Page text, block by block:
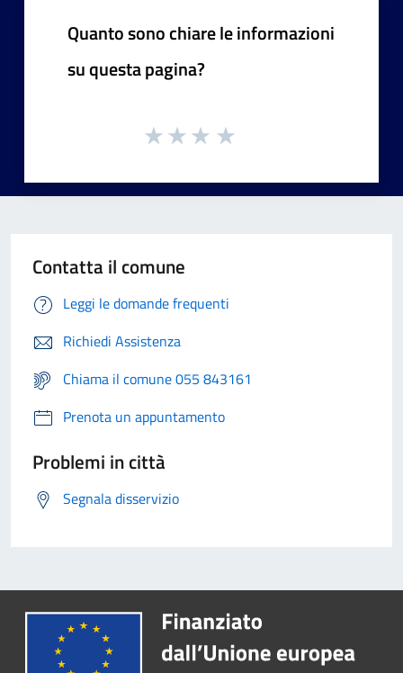
Quanto sono chiare le informazioni
su questa pagina?
Contatta il comune
Leggi le domande frequenti
Richiedi Assistenza
Chiama il comune 055 843161
Prenota un appuntamento
Problemi in città
Segnala disservizio